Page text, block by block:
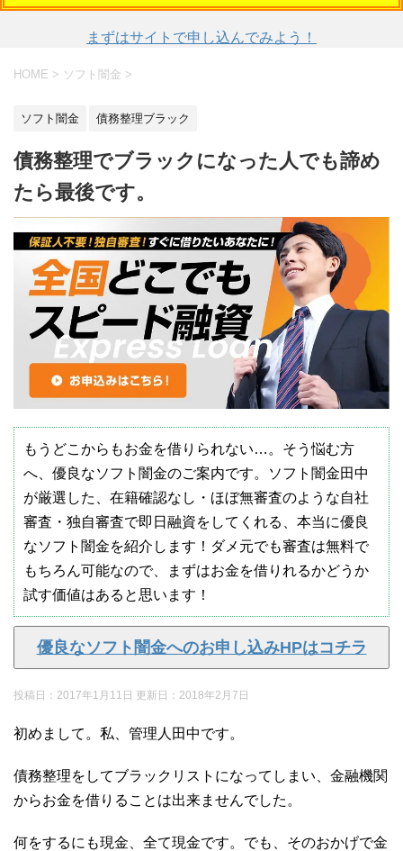
まずはサイトで申し込んでみよう！
HOME > ソフト闇金 >
ソフト闇金 債務整理ブラック
債務整理でブラックになった人でも諦め
たら最後です。
もうどこからもお金を借りられない…。そう悩む方
へ、優良なソフト闇金のご案内です。ソフト闇金田中
が厳選した、在籍確認なし・ほぼ無審査のような自社
審査・独自審査で即日融資をしてくれる、本当に優良
なソフト闇金を紹介します！ダメ元でも審査は無料で
もちろん可能なので、まずはお金を借りれるかどうか
試す価値はあると思います！
優良なソフト闇金へのお申し込みHPはコチラ
投稿日：2017年1月11日 更新日： 2018年2月7日
初めまして。私、管理人田中です。
債務整理をしてブラックリストになってしまい、金融機関
からお金を借りることは出来ませんでした。
何をするにも現金、全て現金です。でも、そのおかげで金